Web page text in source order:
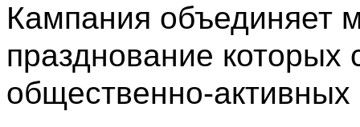
Кампания объединяет
празднование
общественно-активных